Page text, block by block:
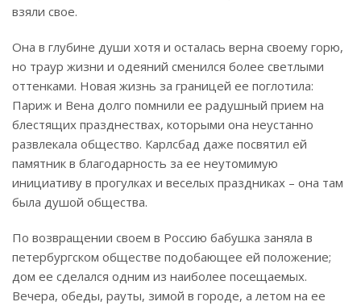
взяли свое.
Она в глубине души хотя и осталась верна своему горю,
но траур жизни и одеяний сменился более светлыми
оттенками. Новая жизнь за границей ее поглотила:
Париж и Вена долго помнили ее радушный прием на
блестящих празднествах, которыми она неустанно
развлекала общество. Карлсбад даже посвятил ей
памятник в благодарность за ее неутомимую
инициативу в прогулках и веселых праздниках – она там
была душой общества.
По возвращении своем в Россию бабушка заняла в
петербургском обществе подобающее ей положение;
дом ее сделался одним из наиболее посещаемых.
Вечера, обеды, рауты, зимой в городе, а летом на ее